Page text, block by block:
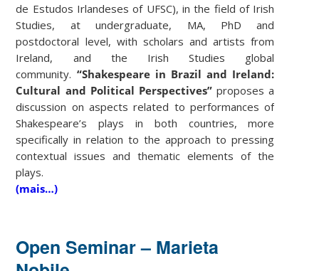
de Estudos Irlandeses of UFSC), in the field of Irish
Studies, at undergraduate, MA, PhD and
postdoctoral level, with scholars and artists from
Ireland, and the Irish Studies global
community. “Shakespeare in Brazil and Ireland:
Cultural and Political Perspectives”proposes a
discussion on aspects related to performances of
Shakespeare’s plays in both countries, more
specifically in relation to the approach to pressing
contextual issues and thematic elements of the
plays.
(mais…)
Open Seminar – Marieta